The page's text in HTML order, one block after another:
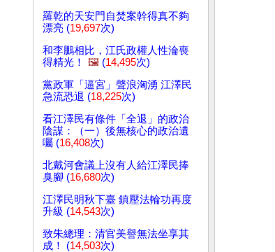
羅乾的天安門自焚案幹得真不夠
漂亮 (19,697次)
和李鵬相比，江氏政權人性淪喪
得精光！
🖼️ (14,495次)
黨政軍「逼宮」聲浪洶湧 江澤民
急流恐退 (18,225次)
看江澤民有條件「全退」的政治
陰謀：（一）後無核心的政治遺
囑 (16,408次)
北戴河會議上沒有人給江澤民捧
臭腳 (16,680次)
江澤民明秋下臺 鎮壓法輪功再度
升級 (14,543次)
致朱總理：清官美譽無法坐享其
成！ (14,503次)